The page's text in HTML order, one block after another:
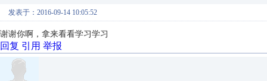
发表于：2016-09-14 10:05:52
谢谢你啊，拿来看看学习学习
回复 引用 举报